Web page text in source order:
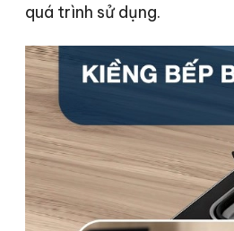
quá trình sử dụng.